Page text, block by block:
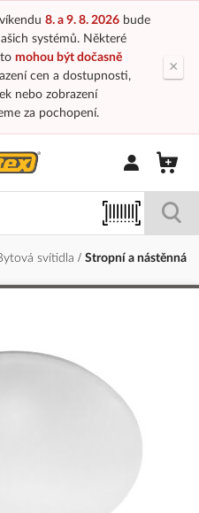
8. a 9. 8. 2026bude
systémů. Některé
mohou být dočasně
cen a dostupnosti,
nebo zobrazení
za pochopení.
×
Přihlásit/
svítidla Stropní a nástěnná